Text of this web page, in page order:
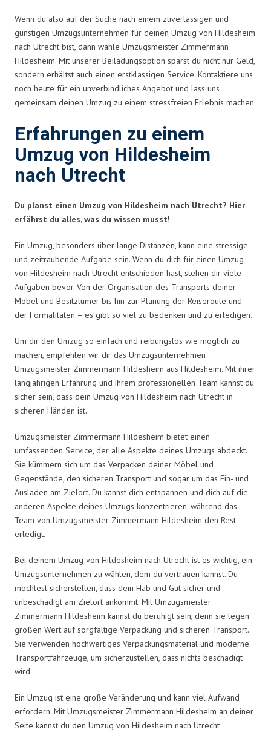
Wenn du also auf der Suche nach einem zuverlässigen und
günstigen Umzugsunternehmen für deinen Umzug von Hildesheim
nach Utrecht bist, dann wähle Umzugsmeister Zimmermann
Hildesheim. Mit unserer Beiladungsoption sparst du nicht nur Geld,
sondern erhältst auch einen erstklassigen Service. Kontaktiere uns
noch heute für ein unverbindliches Angebot und lass uns
gemeinsam deinen Umzug zu einem stressfreien Erlebnis machen.
Erfahrungen zu einem
Umzug von Hildesheim
nach Utrecht
Du planst einen Umzug von Hildesheim nach Utrecht? Hier
erfährst du alles, was du wissen musst!
Ein Umzug, besonders über lange Distanzen, kann eine stressige
und zeitraubende Aufgabe sein. Wenn du dich für einen Umzug
von Hildesheim nach Utrecht entschieden hast, stehen dir viele
Aufgaben bevor. Von der Organisation des Transports deiner
Möbel und Besitztümer bis hin zur Planung der Reiseroute und
der Formalitäten – es gibt so viel zu bedenken und zu erledigen.
Um dir den Umzug so einfach und reibungslos wie möglich zu
machen, empfehlen wir dir das Umzugsunternehmen
Umzugsmeister Zimmermann Hildesheim aus Hildesheim. Mit ihrer
langjährigen Erfahrung und ihrem professionellen Team kannst du
sicher sein, dass dein Umzug von Hildesheim nach Utrecht in
sicheren Händen ist.
Umzugsmeister Zimmermann Hildesheim bietet einen
umfassenden Service, der alle Aspekte deines Umzugs abdeckt.
Sie kümmern sich um das Verpacken deiner Möbel und
Gegenstände, den sicheren Transport und sogar um das Ein- und
Ausladen am Zielort. Du kannst dich entspannen und dich auf die
anderen Aspekte deines Umzugs konzentrieren, während das
Team von Umzugsmeister Zimmermann Hildesheim den Rest
erledigt.
Bei deinem Umzug von Hildesheim nach Utrecht ist es wichtig, ein
Umzugsunternehmen zu wählen, dem du vertrauen kannst. Du
möchtest sicherstellen, dass dein Hab und Gut sicher und
unbeschädigt am Zielort ankommt. Mit Umzugsmeister
Zimmermann Hildesheim kannst du beruhigt sein, denn sie legen
großen Wert auf sorgfältige Verpackung und sicheren Transport.
Sie verwenden hochwertiges Verpackungsmaterial und moderne
Transportfahrzeuge, um sicherzustellen, dass nichts beschädigt
wird.
Ein Umzug ist eine große Veränderung und kann viel Aufwand
erfordern. Mit Umzugsmeister Zimmermann Hildesheim an deiner
Seite kannst du den Umzug von Hildesheim nach Utrecht